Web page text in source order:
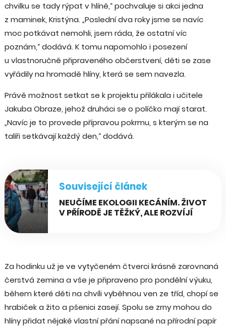
chvilku se tady rýpat v hlíně,“ pochvaluje si akci jedna
z maminek, Kristýna. „Poslední dva roky jsme se navíc
moc potkávat nemohli, jsem ráda, že ostatní víc
poznám,“ dodává. K tomu napomohlo i posezení
u vlastnoručně připraveného občerstvení, děti se zase
vyřádily na hromadě hlíny, která se sem navezla.
Právě možnost setkat se k projektu přilákala i učitele
Jakuba Obraze, jehož druháci se o políčko mají starat.
„Navíc je to provede přípravou pokrmu, s kterým se na
talíři setkávají každý den,“ dodává.
Související článek
NEUČÍME EKOLOGII KECÁNÍM. ŽIVOT
V PŘÍRODĚ JE TĚŽKÝ, ALE ROZVÍJÍ
Za hodinku už je ve vytyčeném čtverci krásně zarovnaná
čerstvá zemina a vše je připraveno pro pondělní výuku,
během které děti na chvíli vyběhnou ven ze tříd, chopí se
hrabiček a žito a pšenici zasejí. Spolu se zrny mohou do
hlíny přidat nějaké vlastní přání napsané na přírodní papír